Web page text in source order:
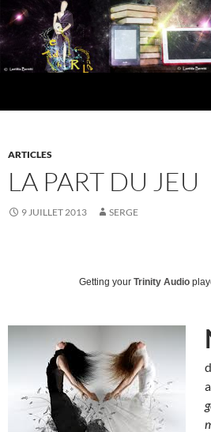
Aller
au
contenu
ARTICLES
LA PART DU JEU
9 JUILLET 2013 SERGE
Getting your Trinity Audio